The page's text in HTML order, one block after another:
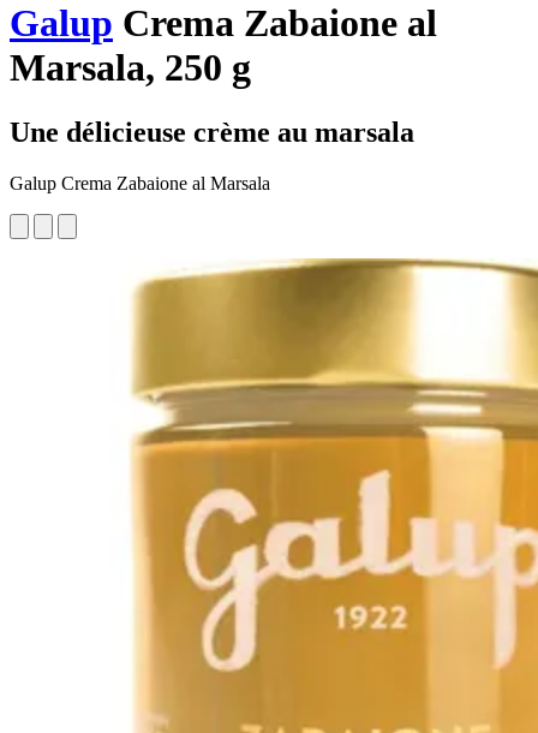
Galup Crema Zabaione al
Marsala, 250 g
Une délicieuse crème au marsala
Galup Crema Zabaione al Marsala